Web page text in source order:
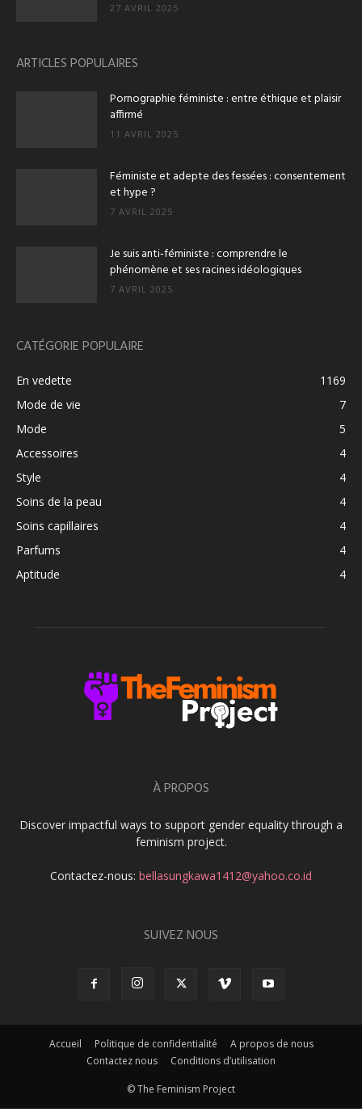
27 AVRIL 2025
ARTICLES POPULAIRES
Pornographie féministe : entre éthique et plaisir
affirmé
11 AVRIL 2025
Féministe et adepte des fessées : consentement
et hype ?
7 AVRIL 2025
Je suis anti‑féministe : comprendre le
phénomène et ses racines idéologiques
7 AVRIL 2025
CATÉGORIE POPULAIRE
En vedette
1169
Mode de vie
7
Mode
5
Accessoires
4
Style
4
Soins de la peau
4
Soins capillaires
4
Parfums
4
Aptitude
4
À PROPOS
Discover impactful ways to support gender equality through a
feminism project.
Contactez-nous: bellasungkawa1412@yahoo.co.id
SUIVEZ NOUS
Accueil Politique de confidentialité
A propos de nous
Contactez nous
Conditions d’utilisation
© The Feminism Project